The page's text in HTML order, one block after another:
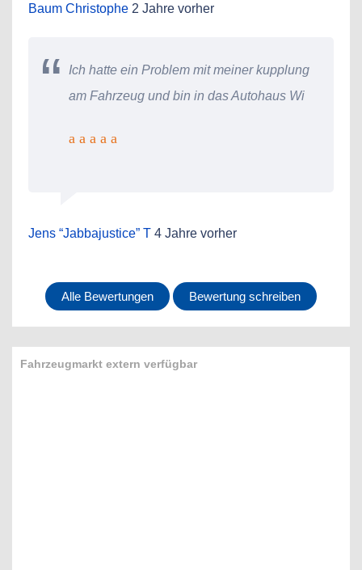
Baum Christophe 2 Jahre vorher
Ich hatte ein Problem mit meiner kupplung
am Fahrzeug und bin in das Autohaus Wi
Jens “Jabbajustice” T 4 Jahre vorher
Alle Bewertungen Bewertung schreiben
Fahrzeugmarkt extern verfügbar